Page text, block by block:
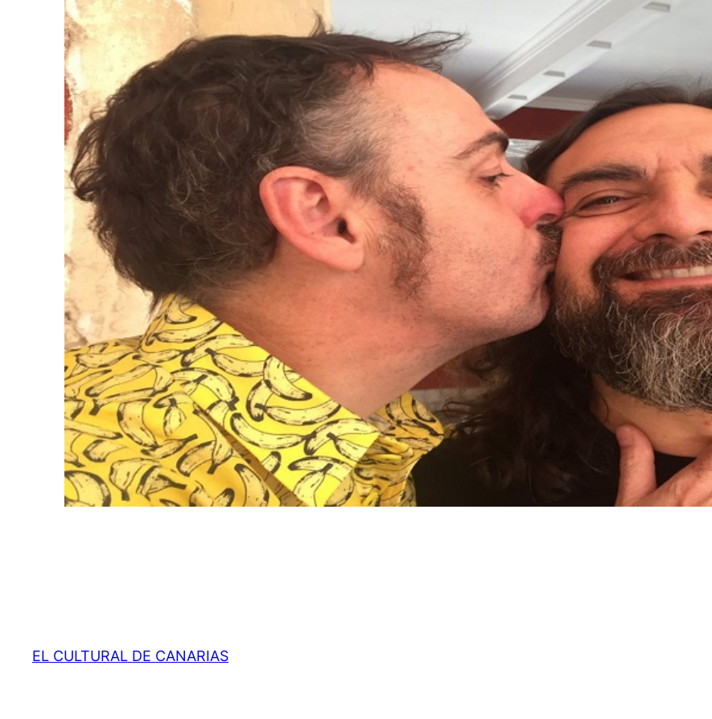
EL CULTURAL DE CANARIAS